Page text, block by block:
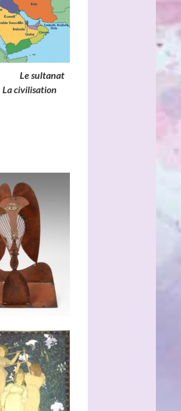
Le sultanat
La civilisation